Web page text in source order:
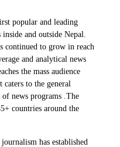
popular and leading
and outside Nepal.
continued to grow in reach
and analytical news
the mass audience
to the general
news programs .The
countries around the
has established